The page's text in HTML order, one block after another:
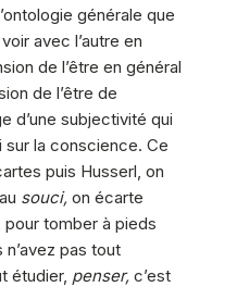
générale que
avec l’autre en
de l’être en général
de l’être de
d’une subjectivité qui
sur la conscience. Ce
puis Husserl, on
souci, on écarte
pour tomber à pieds
n’avez pas tout
étudier, penser, c’est